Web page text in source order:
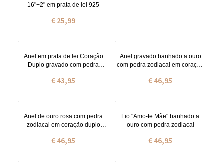
16"+2" em prata de lei 925
€ 25,99
Anel em prata de lei Coração
Duplo gravado com pedra
€ 43,95
Anel gravado banhado a ouro
com pedra zodiacal em coração
€ 46,95
Anel de ouro rosa com pedra
zodiacal em coração duplo
€ 46,95
Fio "Amo-te Mãe" banhado a
ouro com pedra zodiacal
€ 46,95